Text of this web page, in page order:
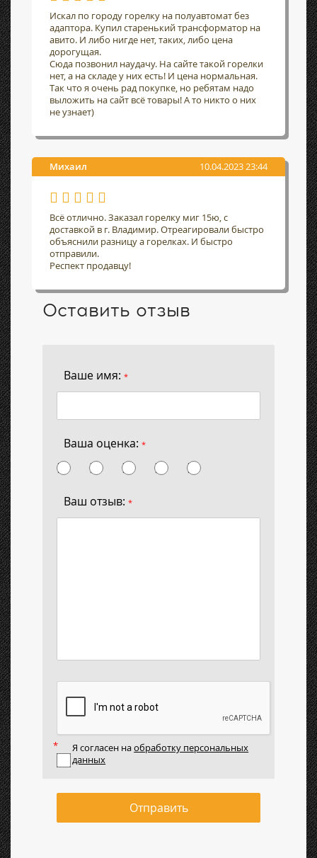
Искал по городу горелку на полуавтомат без
адаптора. Купил старенький трансформатор на
авито. И либо нигде нет, таких, либо цена
дорогущая.
Сюда позвонил наудачу. На сайте такой горелки
нет, а на складе у них есть! И цена нормальная.
Так что я очень рад покупке, но ребятам надо
выложить на сайт всё товары! А то никто о них
не узнает)
Михаил 10.04.2023 23:44
Всё отлично. Заказал горелку миг 15ю, с
доставкой в г. Владимир. Отреагировали быстро
объяснили разницу а горелках. И быстро
отправили.
Респект продавцу!
Оставить отзыв
Ваше имя: *
Ваша оценка: *
Ваш отзыв: *
Я согласен наобработку персональных
данных
Отправить